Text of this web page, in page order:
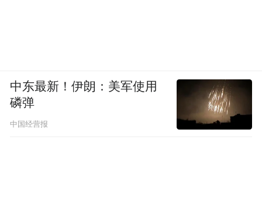
中东最新！伊朗：美军使用
磷弹
中国经营报